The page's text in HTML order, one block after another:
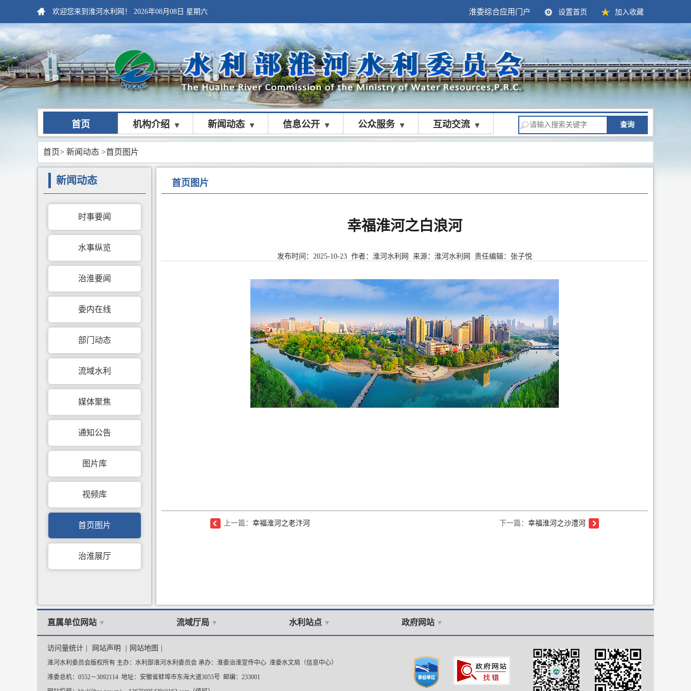
欢迎您来到淮河水利网！ 2026年08月08日 星期六 淮委综合应用门户 设置首页 加入收藏
首页 机构介绍 新闻动态 信息公开 公众服务 互动交流 查询
首页> 新闻动态 >首页图片
首页图片
幸福淮河之白浪河
发布时间： 2025-10-23 作者：淮河水利网 来源： 淮河水利网 责任编辑：张子悦
上一篇： 幸福淮河之老汴河 下一篇：幸福淮河之沙澧河
新闻动态
时事要闻
水事纵览
治淮要闻
委内在线
部门动态
流域水利
媒体聚焦
通知公告
图片库
视频库
首页图片
治淮展厅
直属单位网站 流域厅局 水利站点 政府网站
访问量统计 网站声明 网站地图
淮河水利委员会版权所有 主办：水利部淮河水利委员会 承办：淮委治淮宣传中心 淮委水文局（信息中心）
淮委总机：0552－3092114 地址：安徽省蚌埠市东海大道3055号 邮编：233001